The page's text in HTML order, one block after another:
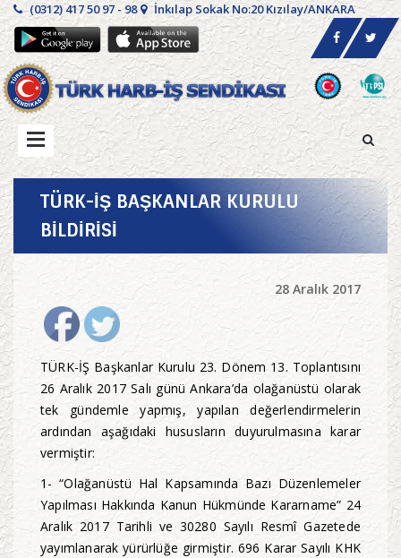
(0312) 417 50 97 - 98 İnkılap Sokak No:20 Kızılay/ANKARA
TÜRK-İŞ BAŞKANLAR KURULU
BİLDİRİSİ
28 Aralık 2017
TÜRK-İŞ Başkanlar Kurulu 23. Dönem 13. Toplantısını
26 Aralık 2017 Salı günü Ankara’da olağanüstü olarak
tek gündemle yapmış, yapılan değerlendirmelerin
ardından aşağıdaki hususların duyurulmasına karar
vermiştir:
1- “Olağanüstü Hal Kapsamında Bazı Düzenlemeler
Yapılması Hakkında Kanun Hükmünde Kararname” 24
Aralık 2017 Tarihli ve 30280 Sayılı Resmî Gazetede
yayımlanarak yürürlüğe girmiştir. 696 Karar Sayılı KHK